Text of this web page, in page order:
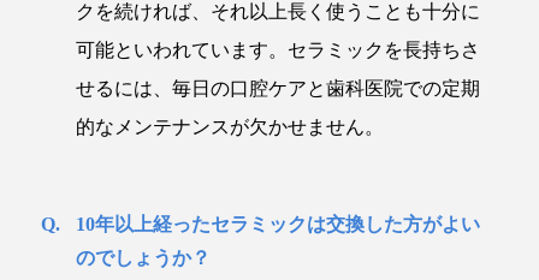
クを続ければ、それ以上長く使うことも十分に
可能といわれています。セラミックを長持ちさ
せるには、毎日の口腔ケアと歯科医院での定期
的なメンテナンスが欠かせません。
10年以上経ったセラミックは交換した方がよい
のでしょうか？